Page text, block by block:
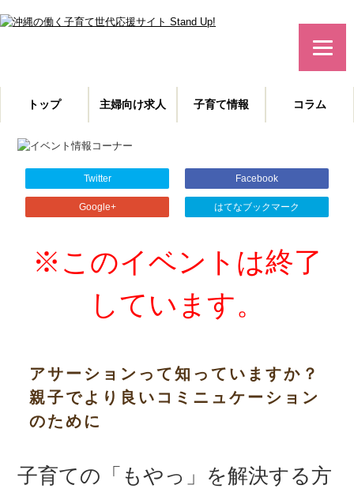
主婦特化型の求人情報と、子育てや教育に役立つコラムを発信。
沖縄の子育て世代、働くママを応援します！
トップ 主婦向け求人 子育て情報 コラム
Twitter Facebook
Google+ はてなブックマーク
※このイベントは終了
しています。
アサーションって知っていますか？
親子でより良いコミニュケーション
のために
子育ての「もやっ」を解決する方